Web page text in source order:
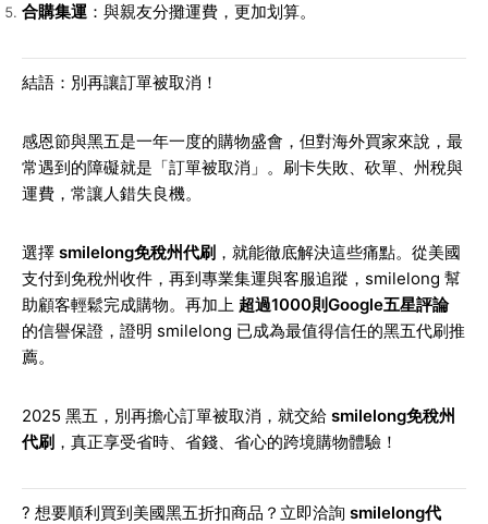
合購集運 ：與親友分攤運費，更加划算。
結語：別再讓訂單被取消！
感恩節與黑五是一年一度的購物盛會，但對海外買家來說，最
常遇到的障礙就是「訂單被取消」。刷卡失敗、砍單、州稅與
運費，常讓人錯失良機。
選擇 smilelong免稅州代刷 ，就能徹底解決這些痛點。從美國
支付到免稅州收件，再到專業集運與客服追蹤，smilelong 幫
助顧客輕鬆完成購物。再加上 超過1000則Google五星評論
的信譽保證，證明 smilelong 已成為最值得信任的黑五代刷推
薦。
2025 黑五，別再擔心訂單被取消，就交給 smilelong免稅州
代刷 ，真正享受省時、省錢、省心的跨境購物體驗！
? 想要順利買到美國黑五折扣商品？立即洽詢 smilelong代